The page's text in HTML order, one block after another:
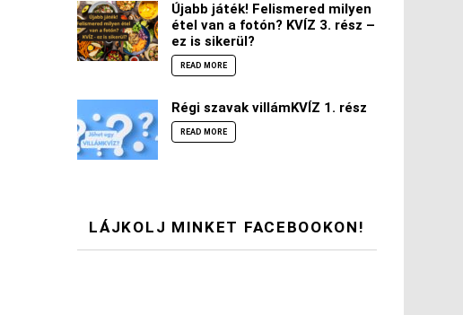
Újabb játék! Felismered milyen
étel van a fotón? KVÍZ 3. rész –
ez is sikerül?
READ MORE
Régi szavak villámKVÍZ 1. rész
READ MORE
LÁJKOLJ MINKET FACEBOOKON!